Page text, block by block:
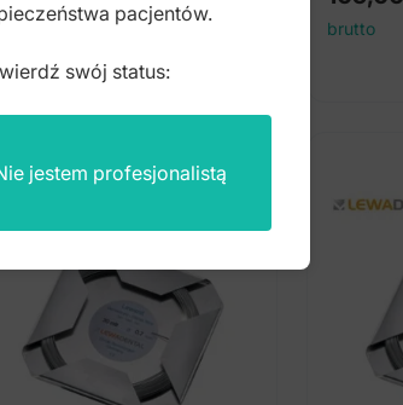
brutto
pacjentów.
swój status:
jestem profesjonalistą